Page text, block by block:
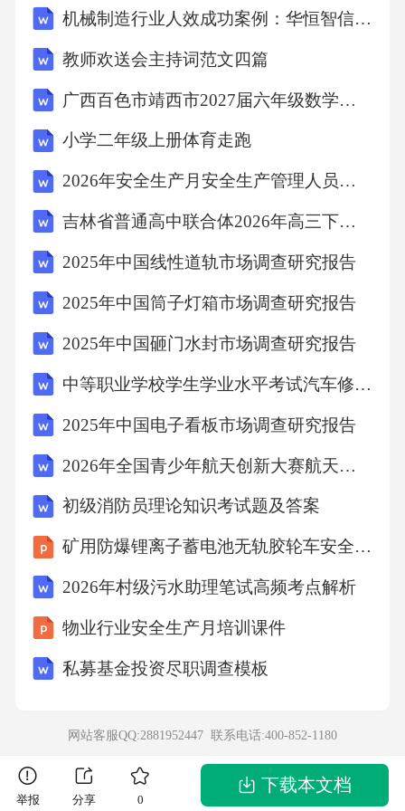
是由于（）的流动形成的。（4）常见的天气现
象有（）、（）、（）、（）等。判断：（1）
云越多，说明天气越好。（）（2）下雨前，燕
子会低飞，蚂蚁会搬家。（）（3）风的大小可
以用风力等级来表示。（）（4）雪是水的固态
形式。（）五、道德与法治小课堂（一）我是
文明小公民填空：（1）在学校里，我们要尊敬
共场合，我们要遵守（），不大声喧哗，不随
地吐痰，不乱扔垃圾。（3）过马路时，我们要
走（），遵守（）信号灯，做到“红灯停，绿灯
行”。（4）当别人帮助我们时，我们要说
“（）”；当我们不小心碰到别人时，我们要说
“（）”。选择：（1）下列行为中，文明的是
（）A.在教室里追逐打闹B.主动给老人让座C.随
地乱扔果皮纸屑（2）在图书馆里，我们应该
们看到有人需要帮助时，应该（）A.假装没看
见B.主动上前帮忙C.嘲笑他（二）我爱我的家填
空：（1）家庭的成员有（）、（）、（）等，
我们要爱自己的家人。（2）爸爸妈妈每天都很
（）他们。简答：请你说说，你可以为家庭做
机械制造行业人效成功案例：华恒智信破解人员流失成本高
教师欢送会主持词范文四篇
广西百色市靖西市2027届六年级数学第一学期期末质量跟踪监视试题含解析
小学二年级上册体育走跑
2026年安全生产月安全生产管理人员考试题库及答案
吉林省普通高中联合体2026年高三下期末联考化学试题含解析
2025年中国线性道轨市场调查研究报告
2025年中国筒子灯箱市场调查研究报告
2025年中国砸门水封市场调查研究报告
中等职业学校学生学业水平考试汽车修理类专业基本技能考试指导性实施方案
2025年中国电子看板市场调查研究报告
2026年全国青少年航天创新大赛航天知识竞赛试题及答案
初级消防员理论知识考试题及答案
矿用防爆锂离子蓄电池无轨胶轮车安全技术要求培训
2026年村级污水助理笔试高频考点解析
物业行业安全生产月培训课件
私募基金投资尽职调查模板
网站客服QQ:2881952447 联系电话:400-852-1180
举报 分享 0
下载本文档